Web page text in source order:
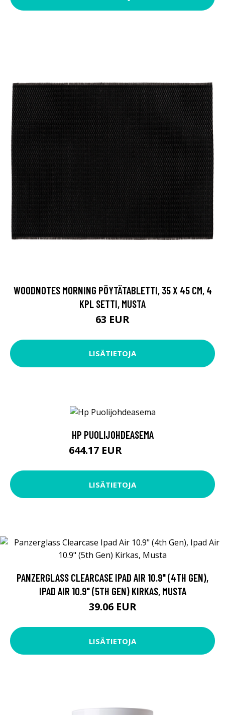
WOODNOTES MORNING PÖYTÄTABLETTI, 35 X 45 CM, 4
KPL SETTI, MUSTA
63 EUR
LISÄTIETOJA
HP PUOLIJOHDEASEMA
644.17 EUR
LISÄTIETOJA
PANZERGLASS CLEARCASE IPAD AIR 10.9" (4TH GEN),
IPAD AIR 10.9" (5TH GEN) KIRKAS, MUSTA
39.06 EUR
LISÄTIETOJA